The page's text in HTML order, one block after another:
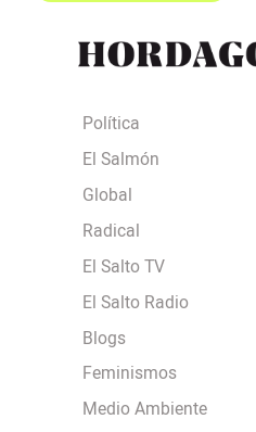
Política
El Salmón
Global
Radical
El Salto TV
El Salto Radio
Blogs
Feminismos
Medio Ambiente